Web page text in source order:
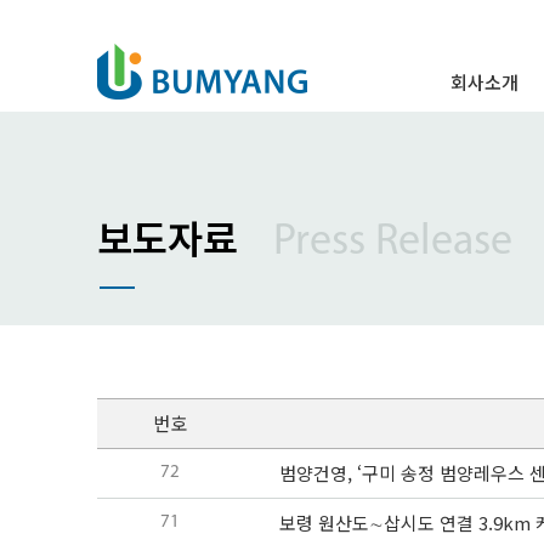
회사소개
조직도
특허 및 표창
보도자료 Press Release
번호
72 범양건영, ‘구미 송정 범양레우스
71 보령 원산도∼삽시도 연결 3.9km